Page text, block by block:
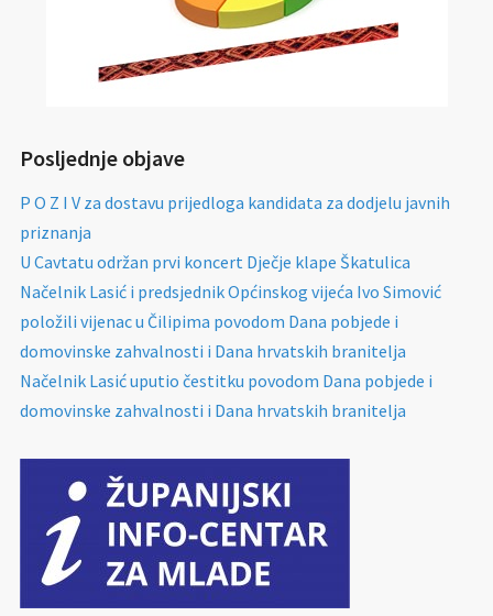
Posljednje objave
P O Z I V za dostavu prijedloga kandidata za dodjelu javnih
priznanja
U Cavtatu održan prvi koncert Dječje klape Škatulica
Načelnik Lasić i predsjednik Općinskog vijeća Ivo Simović
položili vijenac u Čilipima povodom Dana pobjede i
domovinske zahvalnosti i Dana hrvatskih branitelja
Načelnik Lasić uputio čestitku povodom Dana pobjede i
domovinske zahvalnosti i Dana hrvatskih branitelja